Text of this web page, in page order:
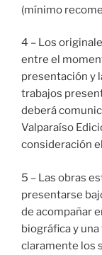
(mínimo
4 – Los
entre el
presentación y
trabajos
deberá
Valparaíso
consideración
5 – Las obras
presentarse
de acompañar
biográfica y
claramente los